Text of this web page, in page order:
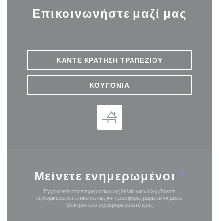
Επικοινωνήστε μαζί μας
ΚΆΝΤΕ ΚΡΆΤΗΣΗ ΤΡΑΠΕΖΙΟΎ
ΚΟΥΠΌΝΙΑ
Μείνετε ενημερωμένοι *
Εγγραφείτε στο ενημερωτικό μας δελτίο για να λαμβάνετε
εξατομικευμένες επικοινωνίες και προσφορές μάρκετινγκ μέσω
ηλεκτρονικού ταχυδρομείου από εμάς.